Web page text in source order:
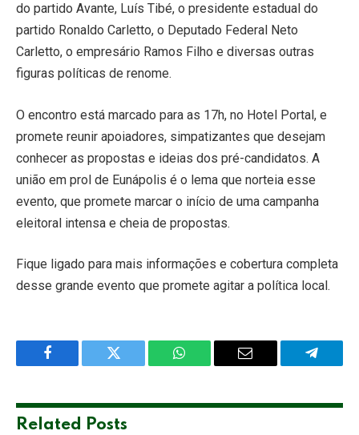
do partido Avante, Luís Tibé, o presidente estadual do
partido Ronaldo Carletto, o Deputado Federal Neto
Carletto, o empresário Ramos Filho e diversas outras
figuras políticas de renome.
O encontro está marcado para as 17h, no Hotel Portal, e
promete reunir apoiadores, simpatizantes que desejam
conhecer as propostas e ideias dos pré-candidatos. A
união em prol de Eunápolis é o lema que norteia esse
evento, que promete marcar o início de uma campanha
eleitoral intensa e cheia de propostas.
Fique ligado para mais informações e cobertura completa
desse grande evento que promete agitar a política local.
Facebook Twitter WhatsApp Email
Related Posts